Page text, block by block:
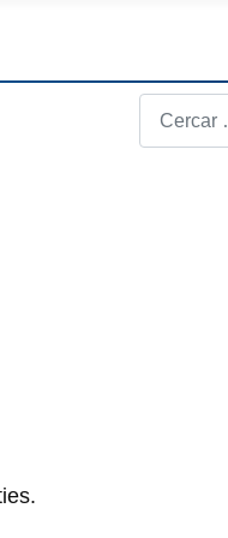
Cerca